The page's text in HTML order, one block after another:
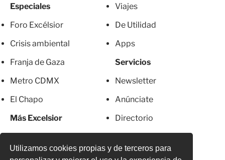
Utilizamos cookies propias y de terceros para
Especiales
Foro Excélsior
Crisis ambiental
Franja de Gaza
Metro CDMX
El Chapo
Más Excelsior
Viajes
De Utilidad
Apps
Servicios
Newsletter
Anúnciate
Directorio